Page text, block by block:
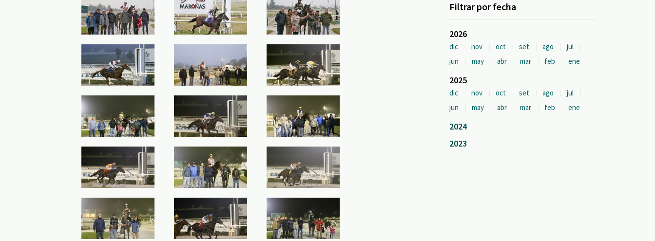
Filtrar por fecha
2026
dic nov oct set ago
jul
jun
may abr mar feb ene
2025
dic nov oct set ago
jul
jun
may abr mar feb ene
2024
2023